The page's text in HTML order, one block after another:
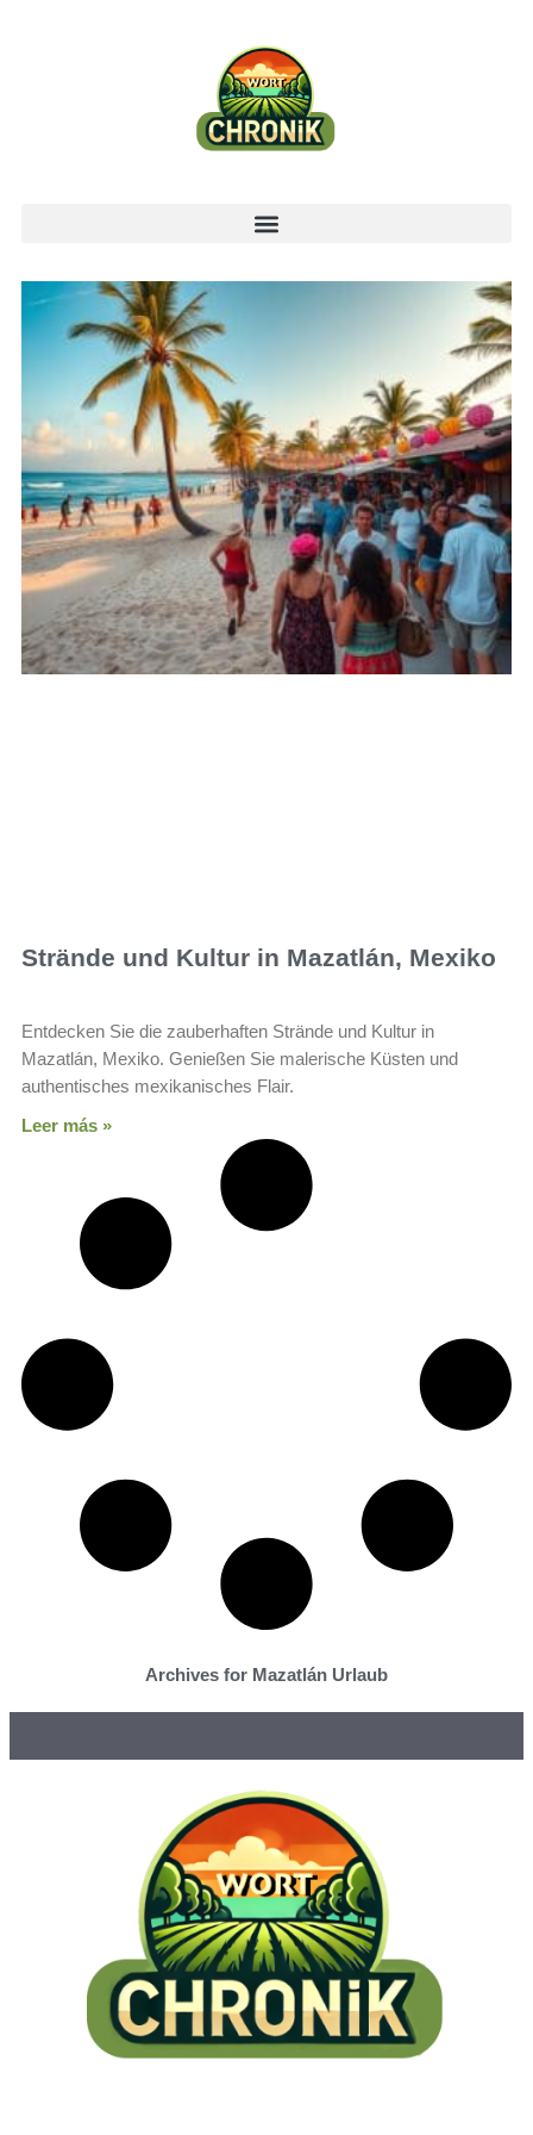
Strände und Kultur in Mazatlán, Mexiko
Entdecken Sie die zauberhaften Strände und Kultur in
Mazatlán, Mexiko. Genießen Sie malerische Küsten und
authentisches mexikanisches Flair.
Leer más »
Archives for Mazatlán Urlaub